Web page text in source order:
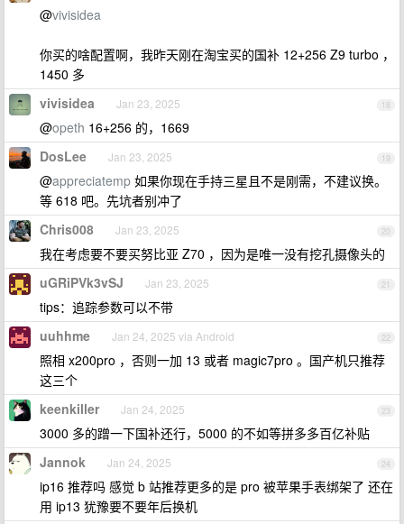
@vivisidea
你买的啥配置啊，我昨天刚在淘宝买的国补 12+256 Z9 turbo ，
1450 多
18
vivisidea Jan 23, 2025
@opeth 16+256 的，1669
19
DosLee Jan 23, 2025
@appreciatemp 如果你现在手持三星且不是刚需，不建议换。
等 618 吧。先坑者别冲了
20
Chris008 Jan 23, 2025
我在考虑要不要买努比亚 Z70 ，因为是唯一没有挖孔摄像头的
21
uGRiPVk3vSJ Jan 23, 2025
tips：追踪参数可以不带
22
uuhhme Jan 24, 2025 via Android
照相 x200pro ，否则一加 13 或者 magic7pro 。国产机只推荐
这三个
23
keenkiller Jan 24, 2025
3000 多的蹭一下国补还行，5000 的不如等拼多多百亿补贴
24
Jannok Jan 24, 2025
ip16 推荐吗 感觉 b 站推荐更多的是 pro 被苹果手表绑架了 还在
用 ip13 犹豫要不要年后换机